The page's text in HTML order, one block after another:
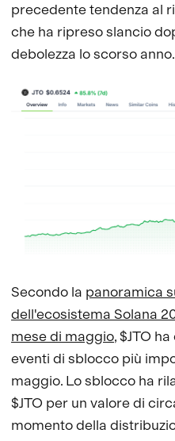
precedente tendenza al
che ha ripreso slancio
debolezza lo scorso anno.
Secondo la panoramica
dell'ecosistema Solana
mese di maggio, $JTO
eventi di sblocco più
maggio. Lo sblocco ha
$JTO per un valore di
momento della